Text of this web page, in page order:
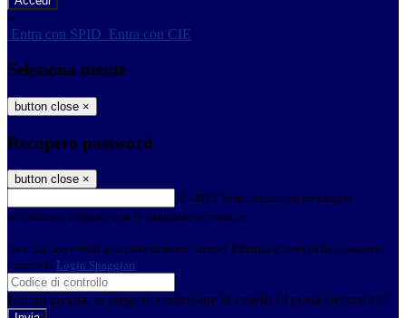
-
Entra con SPID Entra con CIE
Seleziona utente
button close ×
Recupero password
button close ×
E-mail Verrà inviato un messaggio
all'indirizzo indicato con le istruzioni necessarie.
Non hai una e-mail associata al nome utente? Effettua il reset della password
tramite la Login Spaggiari
E-mail inviata, si prega di controllare la casella di posta elettronica!